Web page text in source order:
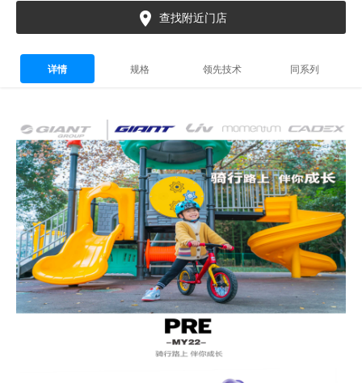
 查找附近门店
详情 规格 领先技术 同系列